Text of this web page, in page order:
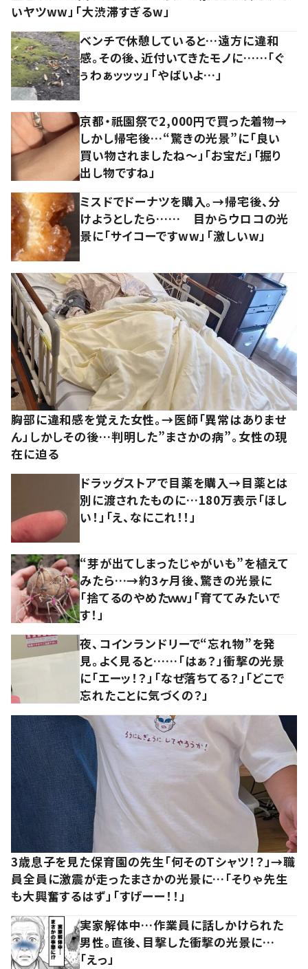
いヤツww」「大渋滞すぎるw」
ベンチで休憩していると…遠方に違和
感。その後、近付いてきたモノに……「ぐ
ぅわぁッッッ」「やばいよ…」
京都・祇園祭で2,000円で買った着物→
しかし帰宅後…“驚きの光景”に「良い
買い物されましたね～」「お宝だ」「掘り
出し物ですね」
ミスドでドーナツを購入。→帰宅後、分
けようとしたら…… 目からウロコの光
景に「サイコーですww」「激しいw」
胸部に違和感を覚えた女性。→医師「異常はありませ
ん」しかしその後…判明した”まさかの病”。女性の現
在に迫る
ドラッグストアで目薬を購入→目薬とは
別に渡されたものに…180万表示「ほし
い！」「え、なにこれ！！」
“芽が出てしまったじゃがいも”を植えて
みたら…→約3ヶ月後、驚きの光景に
「捨てるのやめたｗｗ」「育ててみたいで
す！」
夜、コインランドリーで“忘れ物”を発
見。よく見ると……「はぁ？」衝撃の光景
に「エーッ！？」「なぜ落ちてる？」「どこで
忘れたことに気づくの？」
3歳息子を見た保育園の先生「何そのTシャツ！？」→職
員全員に激震が走ったまさかの光景に…「そりゃ先生
も大興奮するはず」「すげーー！！」
実家解体中…作業員に話しかけられた
男性。直後、目撃した衝撃の光景に…
「えっ」